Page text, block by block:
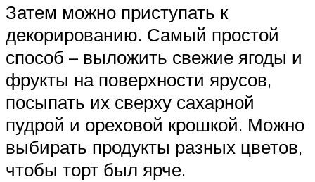
Затем можно приступать к
декорированию. Самый простой
способ – выложить свежие ягоды и
фрукты на поверхности ярусов,
посыпать их сверху сахарной
пудрой и ореховой крошкой. Можно
выбирать продукты разных цветов,
чтобы торт был ярче.